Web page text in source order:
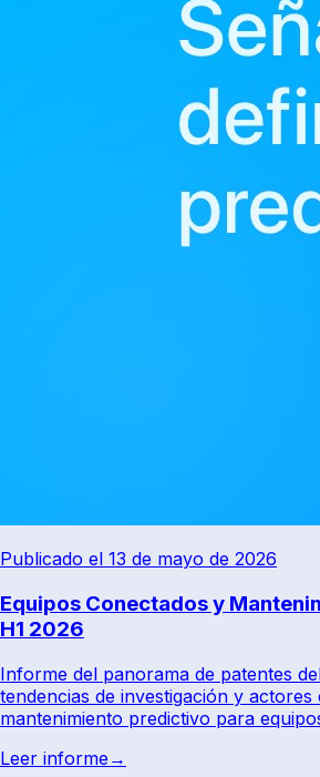
Publicado el 13 de mayo de 2026
Equipos Conectados y
H1 2026
Informe del panorama de patentes
tendencias de investigación y actores
mantenimiento predictivo para
Leer informe →